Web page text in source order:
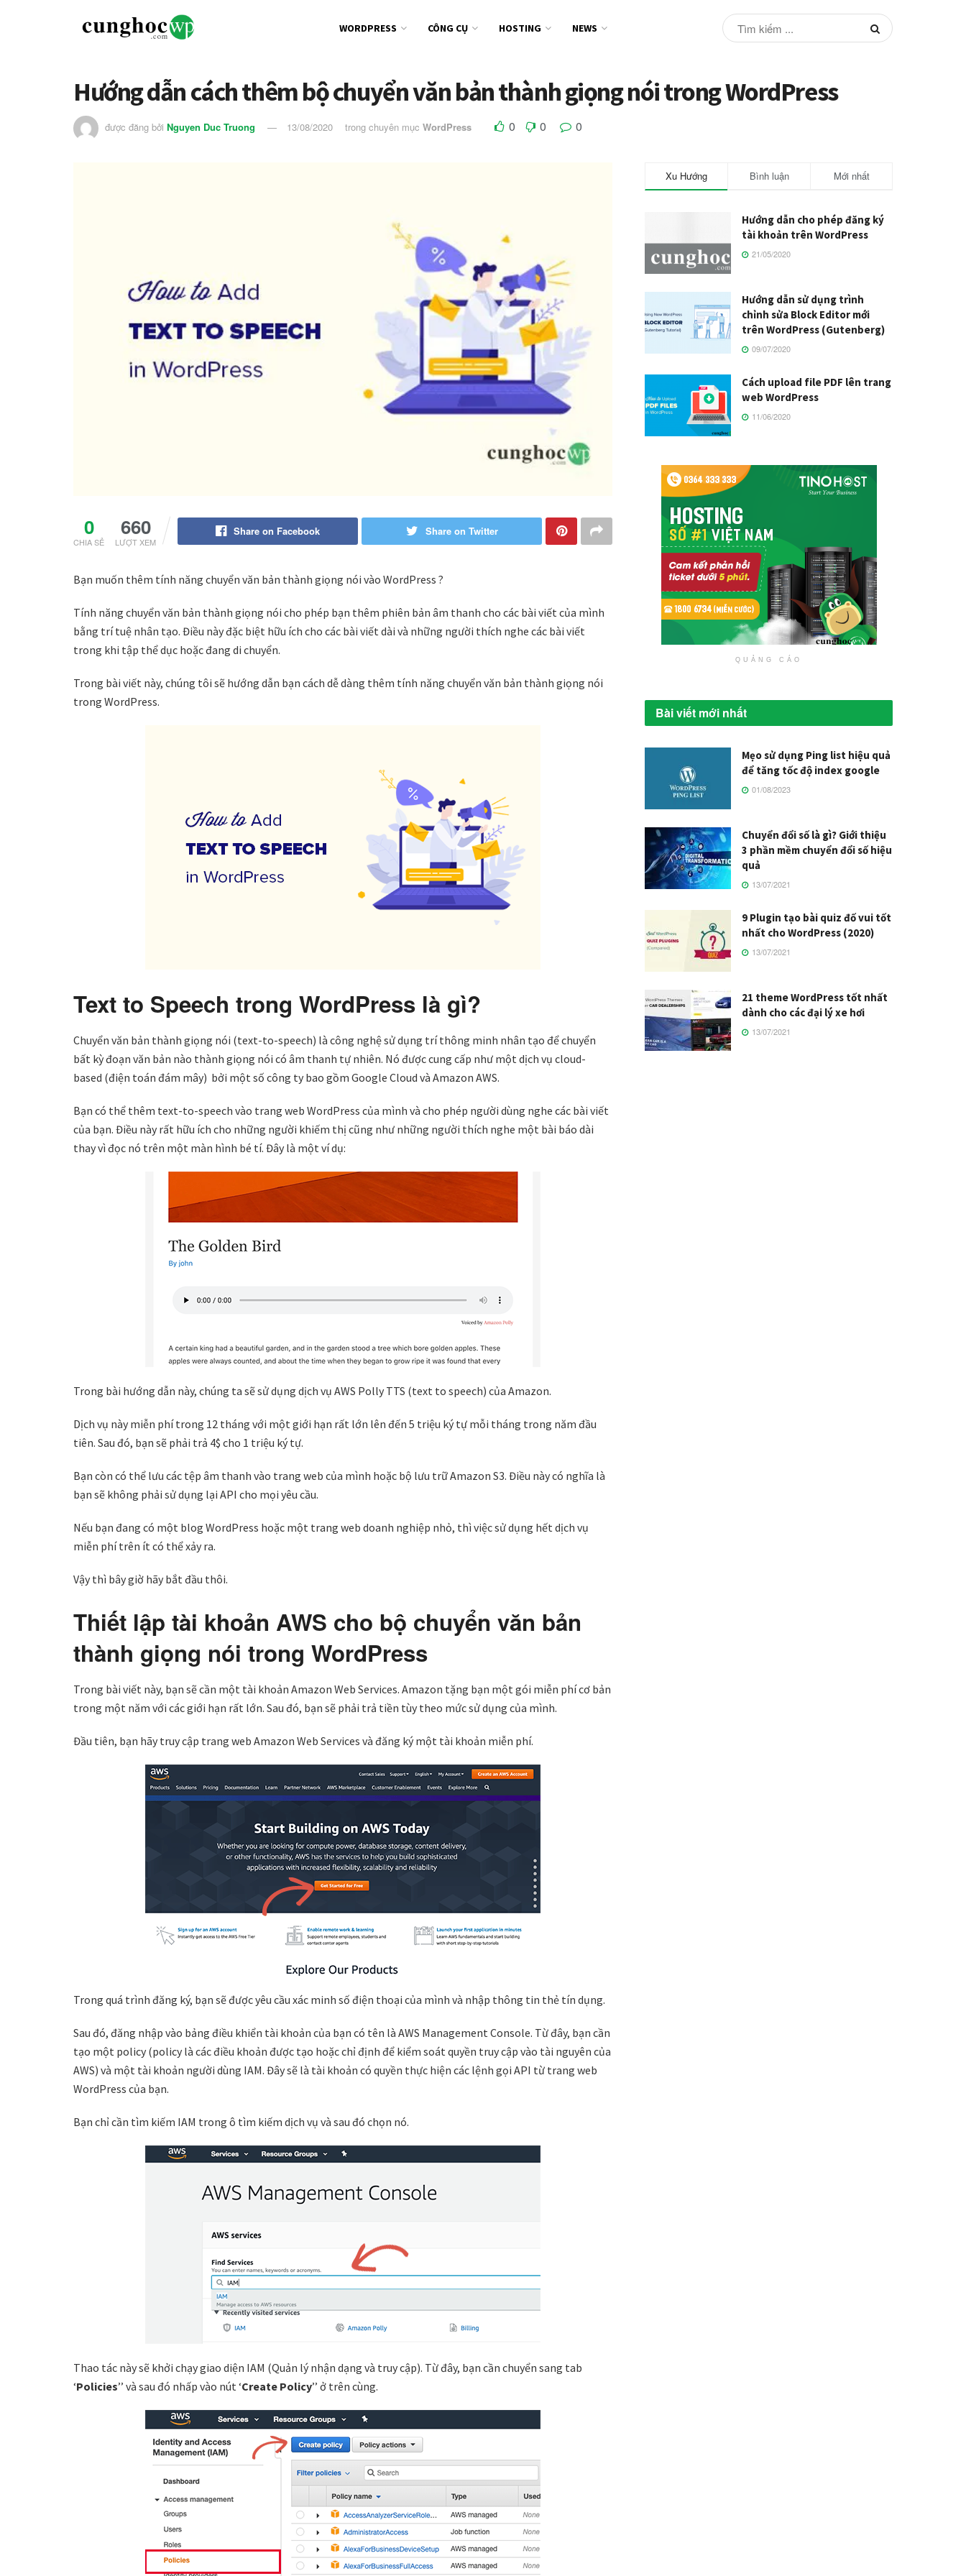
WORDPRESS CÔNG CỤ HOSTING NEWS
Hướng dẫn cách thêm bộ chuyển văn bản thành giọng nói trong WordPress
được đăng bởi Nguyen Duc Truong 13/08/2020 trong chuyên mục WordPress 0 0 0
0
CHIA SẺ
660
LƯỢT XEM
Share on Facebook Share on Twitter
Bạn muốn thêm tính năng chuyển văn bản thành giọng nói vào WordPress ?
Tính năng chuyển văn bản thành giọng nói cho phép bạn thêm phiên bản âm thanh cho các bài viết của mình
bằng trí tuệ nhân tạo. Điều này đặc biệt hữu ích cho các bài viết dài và những người thích nghe các bài viết
trong khi tập thể dục hoặc đang di chuyển.
Trong bài viết này, chúng tôi sẽ hướng dẫn bạn cách dễ dàng thêm tính năng chuyển văn bản thành giọng nói
trong WordPress.
Text to Speech trong WordPress là gì?
Chuyển văn bản thành giọng nói (text-to-speech) là công nghệ sử dụng trí thông minh nhân tạo để chuyển
bất kỳ đoạn văn bản nào thành giọng nói có âm thanh tự nhiên. Nó được cung cấp như một dịch vụ cloud-
based (điện toán đám mây) bởi một số công ty bao gồm Google Cloud và Amazon AWS.
Bạn có thể thêm text-to-speech vào trang web WordPress của mình và cho phép người dùng nghe các bài viết
của bạn. Điều này rất hữu ích cho những người khiếm thị cũng như những người thích nghe một bài báo dài
thay vì đọc nó trên một màn hình bé tí. Đây là một ví dụ:
Trong bài hướng dẫn này, chúng ta sẽ sử dụng dịch vụ AWS Polly TTS (text to speech) của Amazon.
Dịch vụ này miễn phí trong 12 tháng với một giới hạn rất lớn lên đến 5 triệu ký tự mỗi tháng trong năm đầu
tiên. Sau đó, bạn sẽ phải trả 4$ cho 1 triệu ký tự.
Bạn còn có thể lưu các tệp âm thanh vào trang web của mình hoặc bộ lưu trữ Amazon S3. Điều này có nghĩa là
bạn sẽ không phải sử dụng lại API cho mọi yêu cầu.
Nếu bạn đang có một blog WordPress hoặc một trang web doanh nghiệp nhỏ, thì việc sử dụng hết dịch vụ
miễn phí trên ít có thể xảy ra.
Vậy thì bây giờ hãy bắt đầu thôi.
Thiết lập tài khoản AWS cho bộ chuyển văn bản
thành giọng nói trong WordPress
Trong bài viết này, bạn sẽ cần một tài khoản Amazon Web Services. Amazon tặng bạn một gói miễn phí cơ bản
trong một năm với các giới hạn rất lớn. Sau đó, bạn sẽ phải trả tiền tùy theo mức sử dụng của mình.
Đầu tiên, bạn hãy truy cập trang web Amazon Web Services và đăng ký một tài khoản miễn phí.
Trong quá trình đăng ký, bạn sẽ được yêu cầu xác minh số điện thoại của mình và nhập thông tin thẻ tín dụng.
Sau đó, đăng nhập vào bảng điều khiển tài khoản của bạn có tên là AWS Management Console. Từ đây, bạn cần
tạo một policy (policy là các điều khoản được tạo hoặc chỉ định để kiểm soát quyền truy cập vào tài nguyên của
AWS) và một tài khoản người dùng IAM. Đây sẽ là tài khoản có quyền thực hiện các lệnh gọi API từ trang web
WordPress của bạn.
Bạn chỉ cần tìm kiếm IAM trong ô tìm kiếm dịch vụ và sau đó chọn nó.
Thao tác này sẽ khởi chạy giao diện IAM (Quản lý nhận dạng và truy cập). Từ đây, bạn cần chuyển sang tab
‘Policies’’ và sau đó nhấp vào nút ‘Create Policy’’ ở trên cùng.
Xu Hướng Bình luận Mới nhất
Hướng dẫn cho phép đăng ký
tài khoản trên WordPress
21/05/2020
Hướng dẫn sử dụng trình
chỉnh sửa Block Editor mới
trên WordPress (Gutenberg)
09/07/2020
Cách upload file PDF lên trang
web WordPress
11/06/2020
QUẢNG CÁO
Bài viết mới nhất
Mẹo sử dụng Ping list hiệu quả
để tăng tốc độ index google
01/08/2023
Chuyển đổi số là gì? Giới thiệu
3 phần mềm chuyển đổi số hiệu
quả
13/07/2021
9 Plugin tạo bài quiz đố vui tốt
nhất cho WordPress (2020)
13/07/2021
21 theme WordPress tốt nhất
dành cho các đại lý xe hơi
13/07/2021